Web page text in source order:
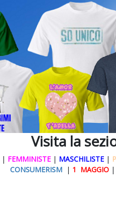
Visita la
| FEMMINISTE | MASCHILISTE |
CONSUMERISM | 1 MAGGIO |